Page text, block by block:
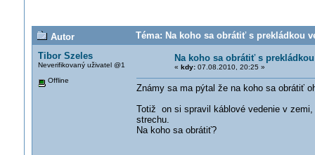
Autor
Téma: Na koho sa obrátiť s prekládkou
Tibor Szeles
Neverifikovaný uživatel @1
Offline
Na koho sa obrátiť s
« kdy:07.08.2010, 20:25 »
Známy sa ma pýtal že na koho sa obrátiť
Totiž on si spravil káblové vedenie v
strechu.
Na koho sa obrátiť?